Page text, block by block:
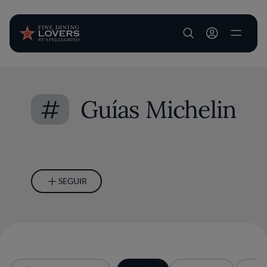
User account
# Guías Michelin
SEGUIR